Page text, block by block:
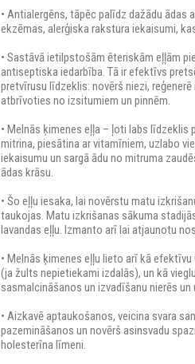
• Antialergēns, tāpēc palīdz dažādu ādas
ekzēmas, alerģiska rakstura iekaisumi,
• Sastāvā ietilpstošām ēteriskām eļļām
antiseptiska iedarbība. Tā ir efektīvs
pretvīrusu līdzeklis: novērš niezi,
atbrīvoties no izsitumiem un pinnēm.
• Melnās ķimenes eļļa – ļoti labs līdzeklis
mitrina, piesātina ar vitamīniem, uzlabo
iekaisumu un sargā ādu no mitruma
ādas krāsu.
• Šo eļļu iesaka, lai novērstu matu
taukojas. Matu izkrišanas sākuma
lavandas eļļu. Izmanto arī lai atjaunotu
• Melnās ķimenes eļļu lieto arī kā
(ja žults nepietiekami izdalās), un kā
sasmalcināšanos un izvadīšanu nierēs
• Aizkavē aptaukošanos, veicina svara
pazemināšanos un novērš asinsvadu
holesterīna līmeni.